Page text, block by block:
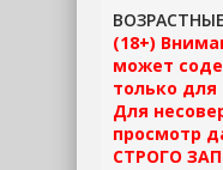
(18+)
может
только
Для
просмотр
СТРОГО